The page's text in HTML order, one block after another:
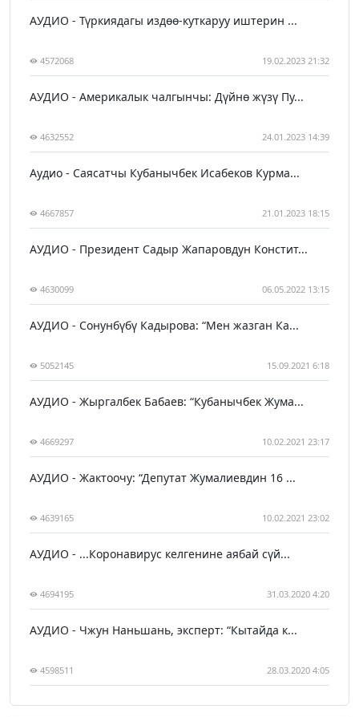
АУДИО - Түркиядагы издөө-куткаруу иштерин ...
4572068 19.02.2023 21:32
АУДИО - Америкалык чалгынчы: Дүйнө жүзү Пу...
4632552 24.01.2023 14:39
Аудио - Саясатчы Кубанычбек Исабеков Курма...
4667857 21.01.2023 18:15
АУДИО - Президент Садыр Жапаровдун Констит...
4630099 06.05.2022 13:15
АУДИО - Сонунбүбү Кадырова: “Мен жазган Ка...
5052145 15.09.2021 6:18
АУДИО - Жыргалбек Бабаев: “Кубанычбек Жума...
4669297 10.02.2021 23:17
АУДИО - Жактоочу: “Депутат Жумалиевдин 16 ...
4639165 10.02.2021 23:02
АУДИО - ...Коронавирус келгенине аябай сүй...
4694195 31.03.2020 4:20
АУДИО - Чжун Наньшань, эксперт: “Кытайда к...
4598511 28.03.2020 4:05